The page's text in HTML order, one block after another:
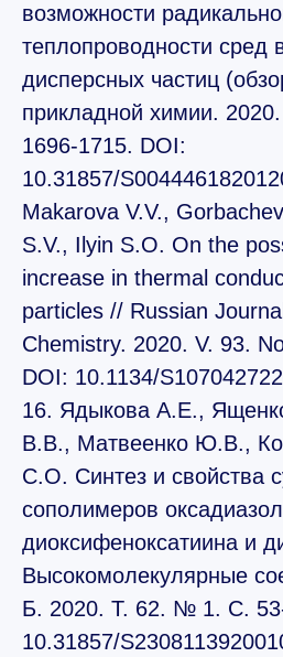
возможности
теплопроводности сред
дисперсных частиц
прикладной химии.
1696-1715. DOI:
10.31857/
Makarova V.V.,
S.V., Ilyin S.O. On the
increase in thermal
particles // Russian
Chemistry. 2020. V. 93.
DOI: 10.1134/
16. Ядыкова А.Е.,
В.В., Матвеенко Ю.В.,
С.О. Синтез и свойства
сополимеров
диоксифеноксатиина и
Высокомолекулярные
Б. 2020. Т. 62. № 1. С.
10.31857/